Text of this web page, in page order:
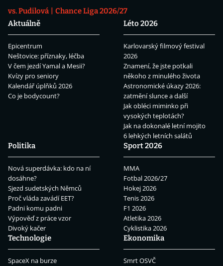
vs. Pudilová
Chance Liga 2026/27
Aktuálně
Epicentrum
Neštovice: příznaky, léčba
V čem jezdí Yamal a Mesii?
Kvízy pro seniory
Kalendář úplňků 2026
Co je bodycount?
Léto 2026
Karlovarský filmový festival
2026
Znamení, že jste potkali
někoho z minulého života
Astronomické úkazy 2026:
zatmění slunce a další
Jak obléci miminko při
vysokých teplotách?
Jak na dokonalé letní mojito
6 lehkých letních salátů
Politika
Nová superdávka: kdo na ní
dosáhne?
Sjezd sudetských Němců
Proč vláda zavádí EET?
Padni komu padni
Výpověď z práce vzor
Divoký kačer
Sport 2026
MMA
Fotbal 2026/27
Hokej 2026
Tenis 2026
F1 2026
Atletika 2026
Cyklistika 2026
Technologie
SpaceX na burze
Ekonomika
Smrt OSVČ